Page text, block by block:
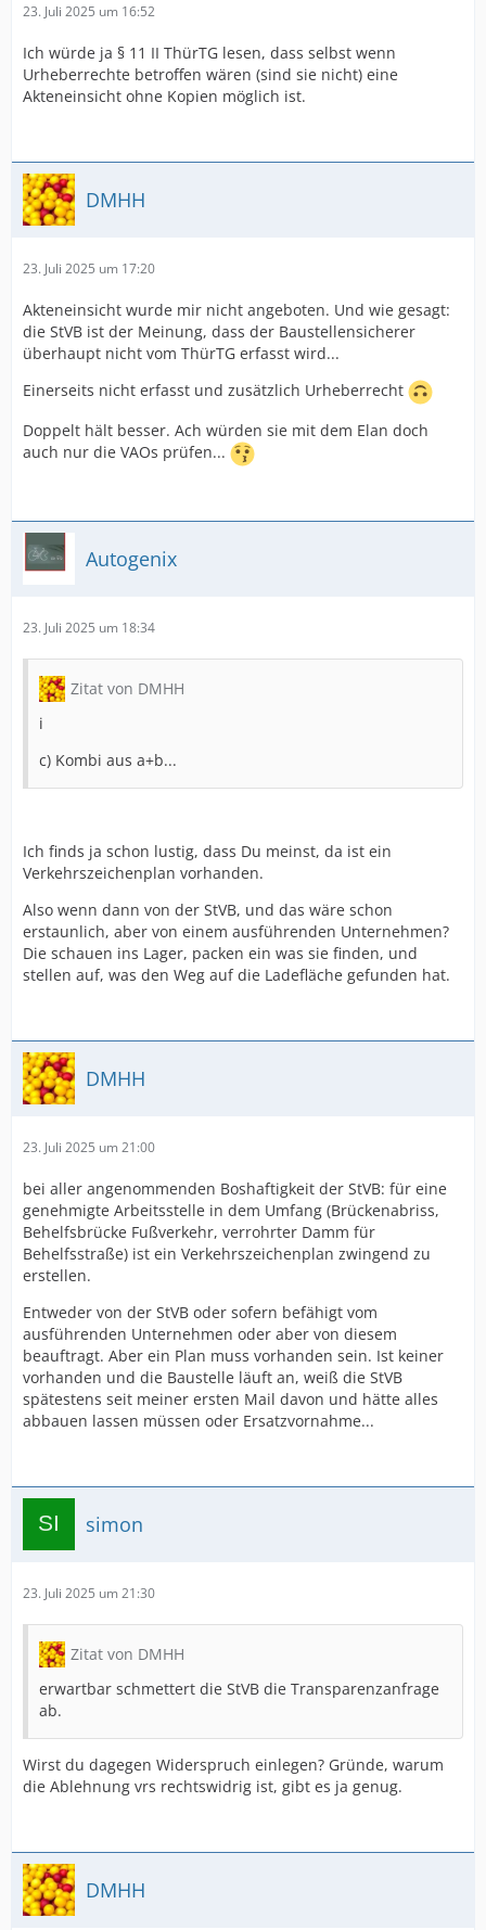
23. Juli 2025 um 16:52
Ich würde ja § 11 II ThürTG lesen, dass selbst wenn
Urheberrechte betroffen wären (sind sie nicht) eine
Akteneinsicht ohne Kopien möglich ist.
DMHH
23. Juli 2025 um 17:20
Akteneinsicht wurde mir nicht angeboten. Und wie gesagt:
die StVB ist der Meinung, dass der Baustellensicherer
überhaupt nicht vom ThürTG erfasst wird...
Einerseits nicht erfasst und zusätzlich Urheberrecht
Doppelt hält besser. Ach würden sie mit dem Elan doch
auch nur die VAOs prüfen...
Autogenix
23. Juli 2025 um 18:34
Zitat von DMHH
i
c) Kombi aus a+b...
Ich finds ja schon lustig, dass Du meinst, da ist ein
Verkehrszeichenplan vorhanden.
Also wenn dann von der StVB, und das wäre schon
erstaunlich, aber von einem ausführenden Unternehmen?
Die schauen ins Lager, packen ein was sie finden, und
stellen auf, was den Weg auf die Ladefläche gefunden hat.
DMHH
23. Juli 2025 um 21:00
bei aller angenommenden Boshaftigkeit der StVB: für eine
genehmigte Arbeitsstelle in dem Umfang (Brückenabriss,
Behelfsbrücke Fußverkehr, verrohrter Damm für
Behelfsstraße) ist ein Verkehrszeichenplan zwingend zu
erstellen.
Entweder von der StVB oder sofern befähigt vom
ausführenden Unternehmen oder aber von diesem
beauftragt. Aber ein Plan muss vorhanden sein. Ist keiner
vorhanden und die Baustelle läuft an, weiß die StVB
spätestens seit meiner ersten Mail davon und hätte alles
abbauen lassen müssen oder Ersatzvornahme...
simon
23. Juli 2025 um 21:30
Zitat von DMHH
erwartbar schmettert die StVB die Transparenzanfrage
ab.
Wirst du dagegen Widerspruch einlegen? Gründe, warum
die Ablehnung vrs rechtswidrig ist, gibt es ja genug.
DMHH